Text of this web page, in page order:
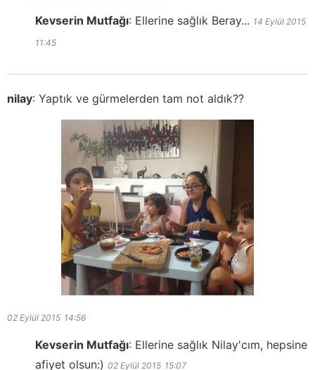
Kevserin Mutfağı: Ellerine sağlık Beray... 14 Eylül 2015
11:45
nilay: Yaptık ve gürmelerden tam not aldık??
02 Eylül 2015 14:56
Kevserin Mutfağı: Ellerine sağlık Nilay'cım, hepsine
afiyet olsun:) 02 Eylül 2015 15:07